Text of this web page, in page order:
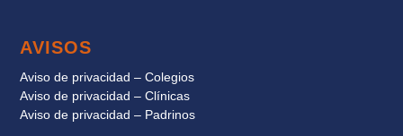
AVISOS
Aviso de privacidad – Colegios
Aviso de privacidad – Clínicas
Aviso de privacidad – Padrinos